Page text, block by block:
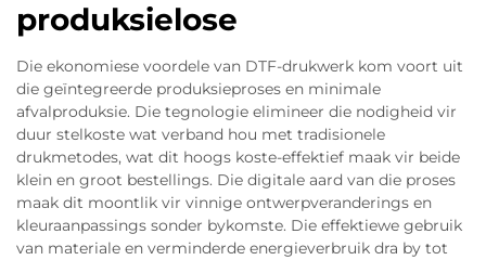
produksielose
Die ekonomiese voordele van DTF-drukwerk kom voort uit
die geïntegreerde produksieproses en minimale
afvalproduksie. Die tegnologie elimineer die nodigheid vir
duur stelkoste wat verband hou met tradisionele
drukmetodes, wat dit hoogs koste-effektief maak vir beide
klein en groot bestellings. Die digitale aard van die proses
maak dit moontlik vir vinnige ontwerpveranderings en
kleuraanpassings sonder bykomste. Die effektiewe gebruik
van materiale en verminderde energieverbruik dra by tot